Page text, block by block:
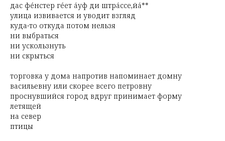
дас фéнстер гéет áуф ди штрáссе,йá**
улица извивается и уводит взгляд
куда-то откуда потом нельзя
ни выбраться
ни ускользнуть
ни скрыться
торговка у дома напротив напоминает домну
васильевну или скорее всего петровну
проснувшийся город вдруг принимает форму
летящей
на север
птицы